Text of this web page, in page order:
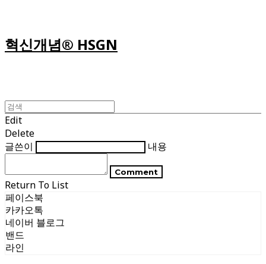
혁신개념® HSGN
Edit
Delete
글쓴이
내용
Comment
Return To List
페이스북
카카오톡
네이버 블로그
밴드
라인